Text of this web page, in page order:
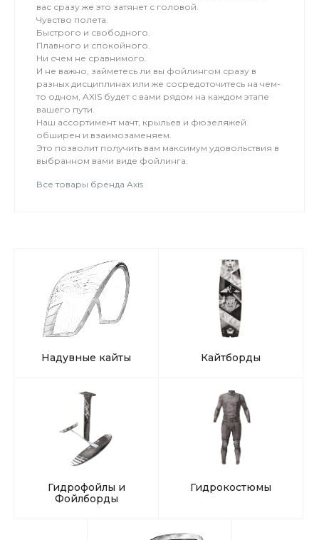
вас сразу же это затянет с головой.
Чувство полета.
Быстрого и свободного.
Плавного и спокойного.
Ни счем не сравнимого.
И не важно, займетесь ли вы фойлингом сразу в
разных дисциплинах или же сосредоточитесь на чем-
то одном, AXIS будет с вами рядом на каждом этапе
вашего пути.
Наш ассортимент мачт, крыльев и фюзеляжей
обширен и взаимозаменяем.
Это позволит получить вам максимум удовольствия в
выбранном вами виде фойлинга.
Все товары бренда Axis
Надувные кайты Кайтборды
Гидрофойлы и
Фойлборды
Гидрокостюмы